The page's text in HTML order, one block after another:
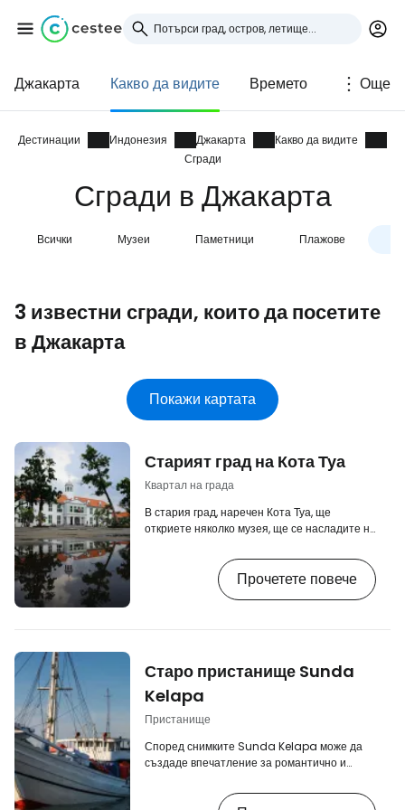
Джакарта Какво да видите Времето Още
Дестинации Индонезия Джакарта
Какво да видите
Сгради
Сгради в Джакарта
Всички Музеи Паметници Плажове
3 известни сгради, които да посетите
в Джакарта
Покажи картата
Старият град на Кота Туа
Квартал на града
В стария град, наречен Кота Туа, ще
откриете няколко музея, ще се насладите на
главния площад ще можете да наблюдавате
как индонезийски и други туристи от
региона се возят на цветни велосипеди под
Джакарта"
https://www.booking.com/city/id/
Прочетете повече
Старо пристанище Sunda
Kelapa
Пристанище
Според снимките Sunda Kelapa може да
създаде впечатление за романтично и
Десетки странно изглеждащи, ярко
Влезте в Cestee
... световната общност на туристите
Продължете с Google